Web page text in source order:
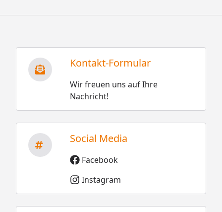
Kontakt-Formular
Wir freuen uns auf Ihre
Nachricht!
Social Media
Facebook
Instagram